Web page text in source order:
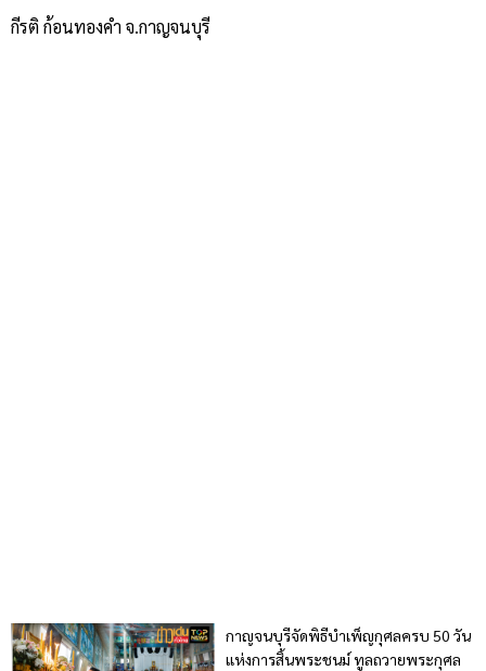
กีรติ ก้อนทองคำ จ.กาญจนบุรี
กาญจนบุรีจัดพิธีบำเพ็ญกุศลครบ 50 วัน
แห่งการสิ้นพระชนม์ ทูลถวายพระกุศล